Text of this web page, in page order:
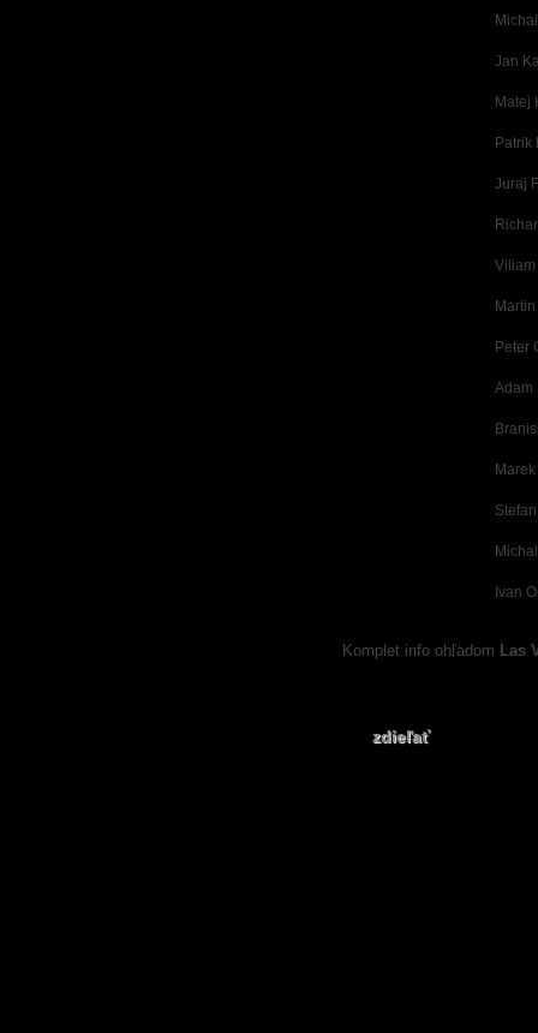
Jan
Matej
Patrik
Juraj
Peter
Adam
Ivan
Komplet info ohľadom Las
zdieľať